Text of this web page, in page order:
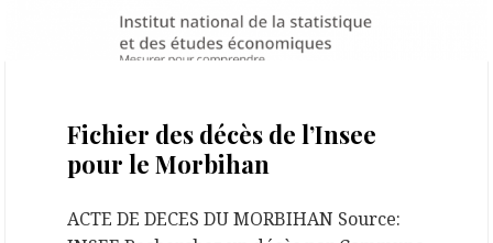
Fichier des décès de l’Insee
pour le Morbihan
ACTE DE DECES DU MORBIHAN Source: